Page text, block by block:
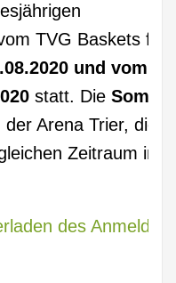
TVG Baskets
und vom
statt. Die
Arena Trier, die
Zeitraum in
des Anmelde-